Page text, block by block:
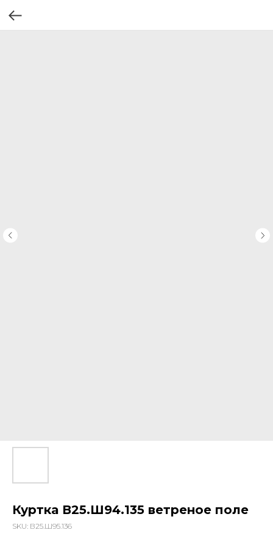
Куртка В25.Ш94.135 ветреное поле
SKU: В25.Ш95.136